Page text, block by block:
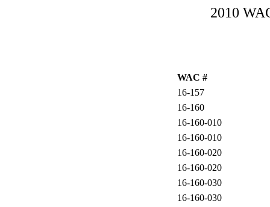
2010
WAC #
16-157
16-160
16-160-010
16-160-010
16-160-020
16-160-020
16-160-030
16-160-030